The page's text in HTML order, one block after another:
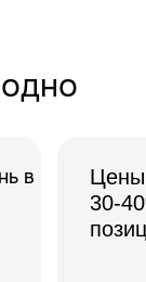
30-